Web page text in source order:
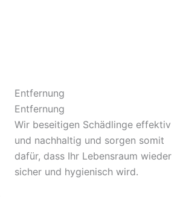
Entfernung
Entfernung
Wir beseitigen Schädlinge effektiv
und nachhaltig und sorgen somit
dafür, dass Ihr Lebensraum wieder
sicher und hygienisch wird.